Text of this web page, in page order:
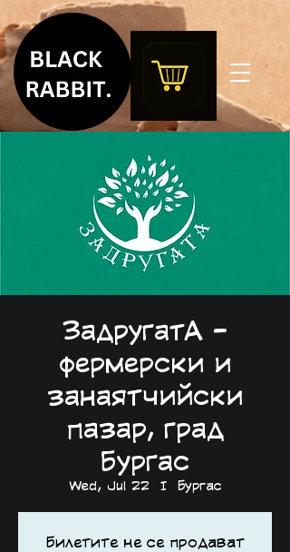
ЗадругатА -
фермерски и
занаятчийски
пазар, град
Бургас
Wed, Jul 22
  |
Бургас
Билетите не се продават